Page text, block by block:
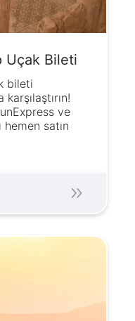
Uçak Bileti
bileti
ve
hemen satın